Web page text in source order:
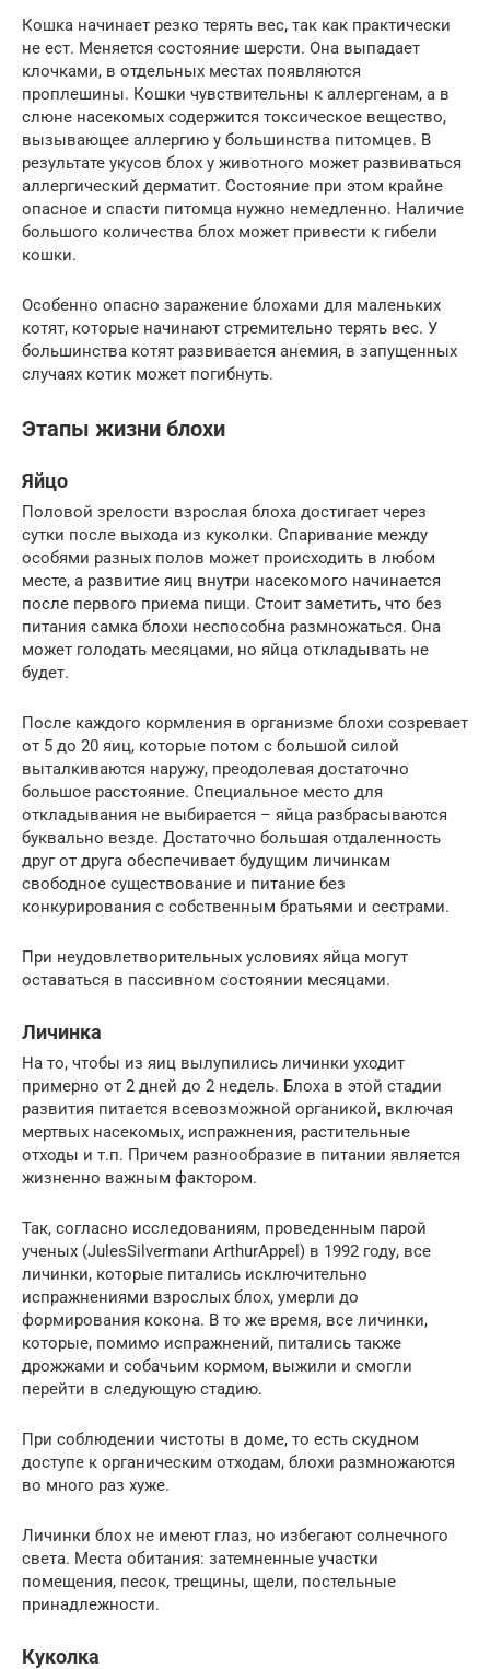
Кошка начинает резко терять вес, так как практически
не ест. Меняется состояние шерсти. Она выпадает
клочками, в отдельных местах появляются
проплешины. Кошки чувствительны к аллергенам, а в
слюне насекомых содержится токсическое вещество,
вызывающее аллергию у большинства питомцев. В
результате укусов блох у животного может развиваться
аллергический дерматит. Состояние при этом крайне
опасное и спасти питомца нужно немедленно. Наличие
большого количества блох может привести к гибели
кошки.
Особенно опасно заражение блохами для маленьких
котят, которые начинают стремительно терять вес. У
большинства котят развивается анемия, в запущенных
случаях котик может погибнуть.
Этапы жизни блохи
Яйцо
Половой зрелости взрослая блоха достигает через
сутки после выхода из куколки. Спаривание между
особями разных полов может происходить в любом
месте, а развитие яиц внутри насекомого начинается
после первого приема пищи. Стоит заметить, что без
питания самка блохи неспособна размножаться. Она
может голодать месяцами, но яйца откладывать не
будет.
После каждого кормления в организме блохи созревает
от 5 до 20 яиц, которые потом с большой силой
выталкиваются наружу, преодолевая достаточно
большое расстояние. Специальное место для
откладывания не выбирается – яйца разбрасываются
буквально везде. Достаточно большая отдаленность
друг от друга обеспечивает будущим личинкам
свободное существование и питание без
конкурирования с собственным братьями и сестрами.
При неудовлетворительных условиях яйца могут
оставаться в пассивном состоянии месяцами.
Личинка
На то, чтобы из яиц вылупились личинки уходит
примерно от 2 дней до 2 недель. Блоха в этой стадии
развития питается всевозможной органикой, включая
мертвых насекомых, испражнения, растительные
отходы и т.п. Причем разнообразие в питании является
жизненно важным фактором.
Так, согласно исследованиям, проведенным парой
ученых (JulesSilvermanи ArthurAppel) в 1992 году, все
личинки, которые питались исключительно
испражнениями взрослых блох, умерли до
формирования кокона. В то же время, все личинки,
которые, помимо испражнений, питались также
дрожжами и собачьим кормом, выжили и смогли
перейти в следующую стадию.
При соблюдении чистоты в доме, то есть скудном
доступе к органическим отходам, блохи размножаются
во много раз хуже.
Личинки блох не имеют глаз, но избегают солнечного
света. Места обитания: затемненные участки
помещения, песок, трещины, щели, постельные
принадлежности.
Куколка